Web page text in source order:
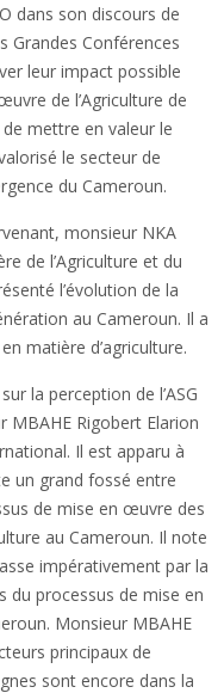
dans son discours de
Grandes Conférences
leur impact possible
de l’Agriculture de
mettre en valeur le
le secteur de
du Cameroun.
monsieur NKA
de l’Agriculture et du
l’évolution de la
au Cameroun. Il a
matière d’agriculture.
la perception de l’ASG
MBAHE Rigobert Elarion
Il est apparu à
un grand fossé entre
de mise en œuvre des
au Cameroun. Il note
impérativement par la
du processus de mise en
Monsieur MBAHE
principaux de
sont encore dans la